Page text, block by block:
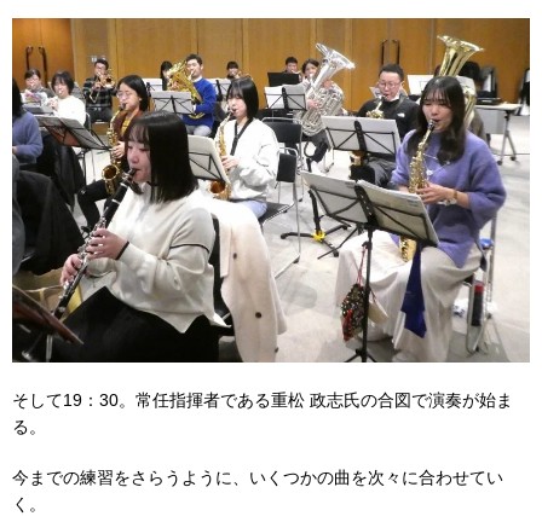
そして19：30。常任指揮者である重松 政志氏の合図で演奏が始ま
る。
今までの練習をさらうように、いくつかの曲を次々に合わせてい
く。